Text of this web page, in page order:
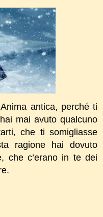
antica, perché ti
mai avuto qualcuno
che ti somigliasse
ragione hai dovuto
che c’erano in te dei